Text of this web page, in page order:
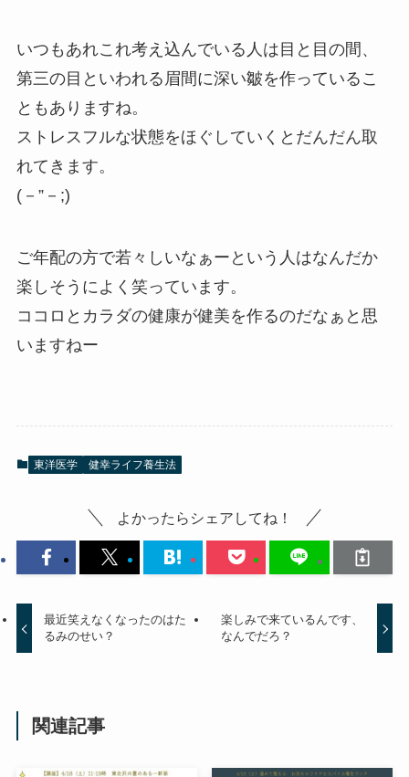
いつもあれこれ考え込んでいる人は目と目の間、
第三の目といわれる眉間に深い皺を作っているこ
ともありますね。
ストレスフルな状態をほぐしていくとだんだん取
れてきます。
(－”－;)
ご年配の方で若々しいなぁーという人はなんだか
楽しそうによく笑っています。
ココロとカラダの健康が健美を作るのだなぁと思
いますねー
東洋医学 健幸ライフ養生法
よかったらシェアしてね！
最近笑えなくなったのはた
るみのせい？
楽しみで来ているんです、
なんでだろ？
関連記事